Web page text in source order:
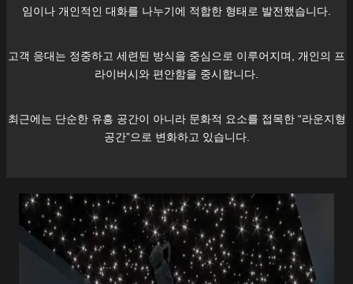
임이나 개인적인 대화를 나누기에 적합한 형태로 발전했습니다.
고객 응대는 정중하고 세련된 방식을 중심으로 이루어지며, 개인의 프
라이버시와 편안함을 중시합니다.
최근에는 단순한 유흥 공간이 아니라 문화적 요소를 접목한 “라운지형
공간”으로 변화하고 있습니다.